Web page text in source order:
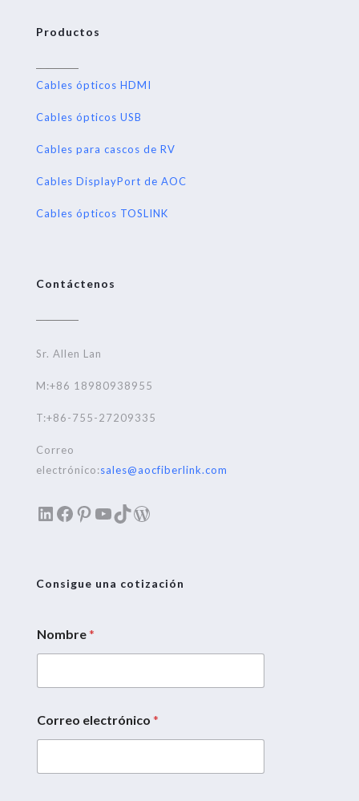
Productos
Cables ópticos HDMI
Cables ópticos USB
Cables para cascos de RV
Cables DisplayPort de AOC
Cables ópticos TOSLINK
Contáctenos
Sr. Allen Lan
M:+86 18980938955
T:+86-755-27209335
Correo
electrónico:sales@aocfiberlink.com
LinkedIn
Facebook
Pinterest
YouTube
TikTok
WordPress
Consigue una cotización
Nombre*
*
*
Correo electrónico *